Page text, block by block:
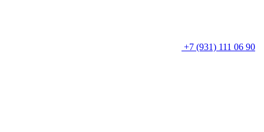
+7 (931) 111 06 90